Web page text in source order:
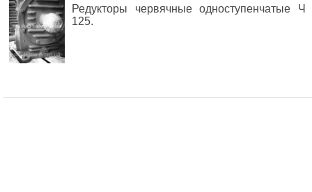
Редукторы червячные одноступенчатые Ч
125.